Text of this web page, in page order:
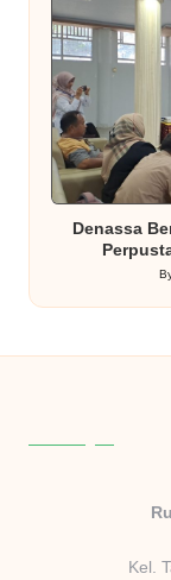
Posted
in
Denassa
by
Kel.